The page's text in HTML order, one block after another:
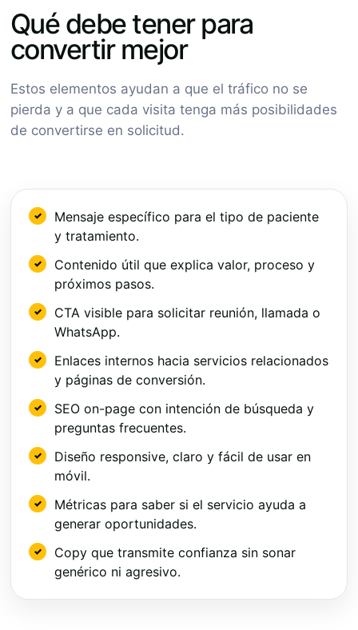
Qué debe tener para
convertir mejor
Estos elementos ayudan a que el tráfico no se
pierda y a que cada visita tenga más posibilidades
de convertirse en solicitud.
Mensaje específico para el tipo de paciente
y tratamiento.
Contenido útil que explica valor, proceso y
próximos pasos.
CTA visible para solicitar reunión, llamada o
WhatsApp.
Enlaces internos hacia servicios relacionados
y páginas de conversión.
SEO on-page con intención de búsqueda y
preguntas frecuentes.
Diseño responsive, claro y fácil de usar en
móvil.
Métricas para saber si el servicio ayuda a
generar oportunidades.
Copy que transmite confianza sin sonar
genérico ni agresivo.